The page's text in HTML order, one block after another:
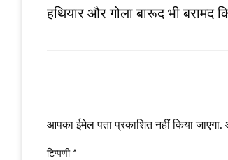
हथियार और गोला बारूद भी बरामद
आपका ईमेल पता प्रकाशित नहीं किया जाएगा.
टिप्पणी *